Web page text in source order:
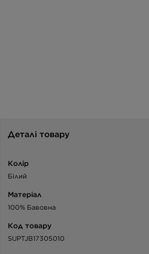
Деталі товару
Колір
Білий
Матеріал
100% Бавовна
Код товару
SUPTJB17305010